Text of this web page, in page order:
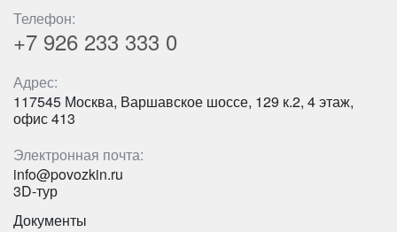
Телефон:
+7 926 233 333 0
Адрес:
117545 Москва, Варшавское шоссе, 129 к.2, 4 этаж,
офис 413
Электронная почта:
info@povozkin.ru
3D-тур
Документы